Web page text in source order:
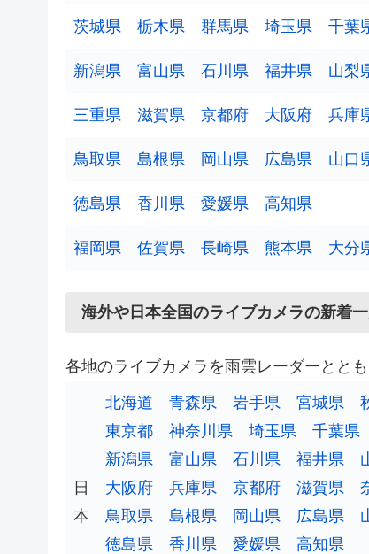
茨城県 栃木県 群馬県 埼玉県 千葉
新潟県 富山県 石川県 福井県 山梨
三重県 滋賀県 京都府 大阪府 兵庫
鳥取県 島根県 岡山県 広島県 山口
徳島県 香川県 愛媛県 高知県
福岡県 佐賀県 長崎県 熊本県 大分
海外や日本全国のライブカメラの新着
各地のライブカメラを雨雲レーダーとと
日
本
北海道 青森県 岩手県 宮城県
東京都
神奈川県 埼玉県 千葉県
新潟県
富山県 石川県 福井県
大阪府
兵庫県 京都府 滋賀県
鳥取県
島根県 岡山県 広島県
徳島県
香川県 愛媛県 高知県